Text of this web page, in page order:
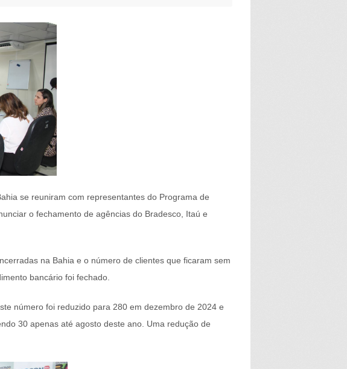
se reuniram com representantes do Programa de
o fechamento de agências do Bradesco, Itaú e
na Bahia e o número de clientes que ficaram sem
bancário foi fechado.
número foi reduzido para 280 em dezembro de 2024 e
30 apenas até agosto deste ano. Uma redução de